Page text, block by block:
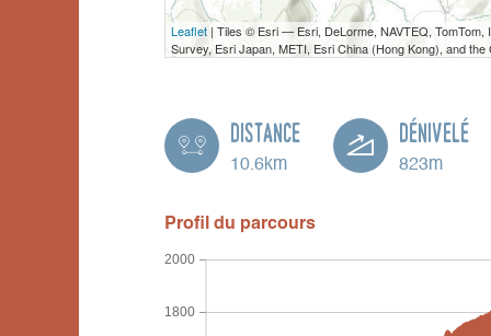
Leaflet | Tiles © Esri — Esri, DeLorme, NAVTEQ,
Survey, Esri Japan, METI, Esri China (Hong Kong), and
Distance
10.6km
Dénivelé
823m
Profil du parcours
1800
2000